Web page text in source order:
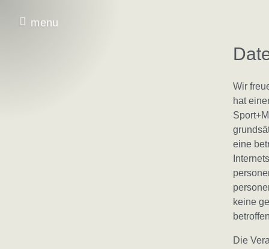
menu
Wir
hat
eine
keine
Die